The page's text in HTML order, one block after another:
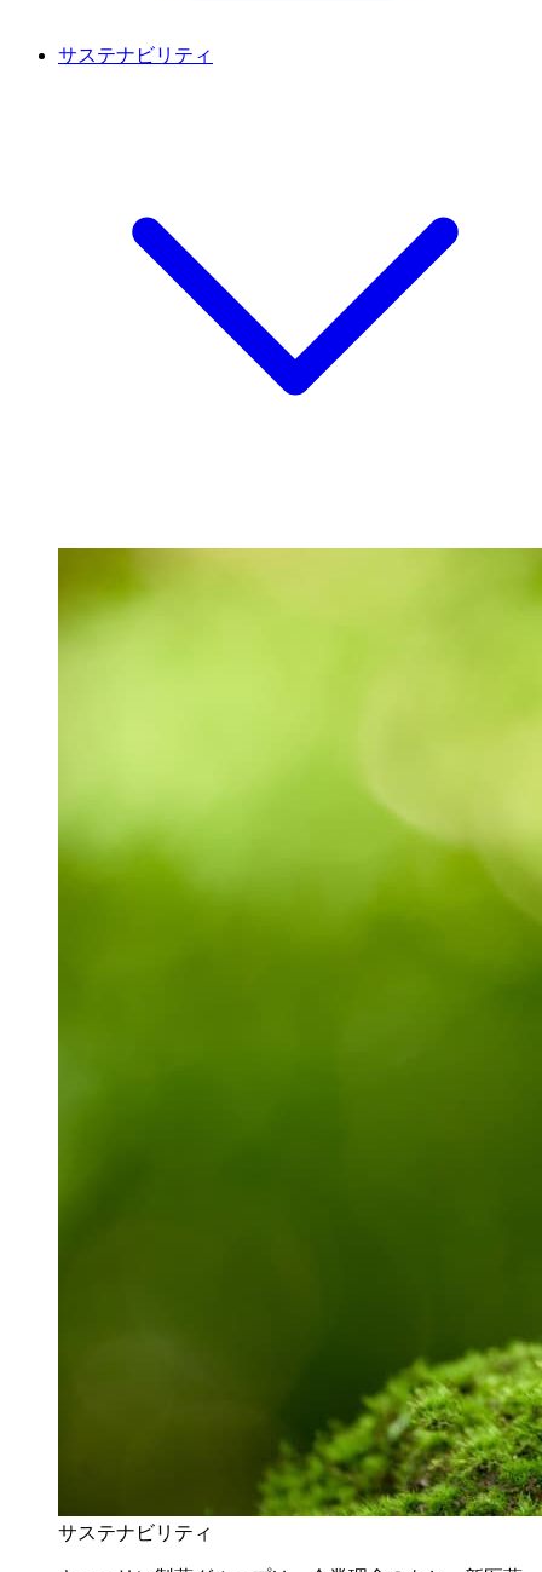
サステナビリティ
サステナビリティ